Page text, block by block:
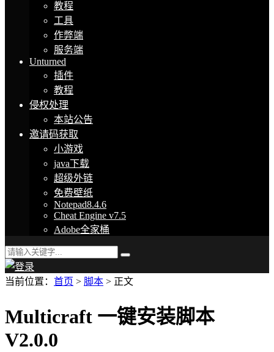
教程
工具
作弊端
服务端
Unturned
插件
教程
侵权处理
本站公告
邀请码获取
小游戏
java下载
超级外链
免费壁纸
Notepad8.4.6
Cheat Engine v7.5
Adobe全家桶
当前位置： 首页 > 脚本 > 正文
Multicraft 一键安装脚本
V2.0.0